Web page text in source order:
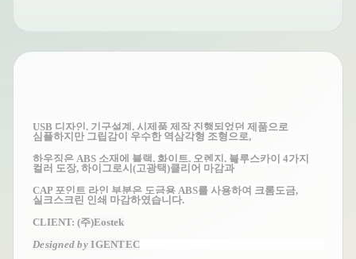
USB 디자인, 기구설계, 시제품 제작 진행되었던 제품으로
심플하지만 그립감이 우수한 역삼각형 조형으로,
하우징은 ABS 소재에 블랙, 화이트, 오렌지, 블루스카이 4가지
컬러 도장, 하이그로시(고광택)클리어 마감과
CAP 포인트 라인 부분은 도금용 ABS를 사용하여 크롬도금,
실크스크린 인쇄 마감하였습니다.
CLIENT: (주)Eostek
Designed byIGENTEC